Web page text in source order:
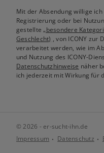
Mit der Absendung willige
Registrierung oder bei
gestellte„besondere
Geschlecht) , von ICONY zur
verarbeitet werden, wie im
und Nutzung des ICONY-
Datenschutzhinweise näher
ich jederzeit mit Wirkung für
© 2026 - er-sucht-ihn.de
Impressum
Datenschutz